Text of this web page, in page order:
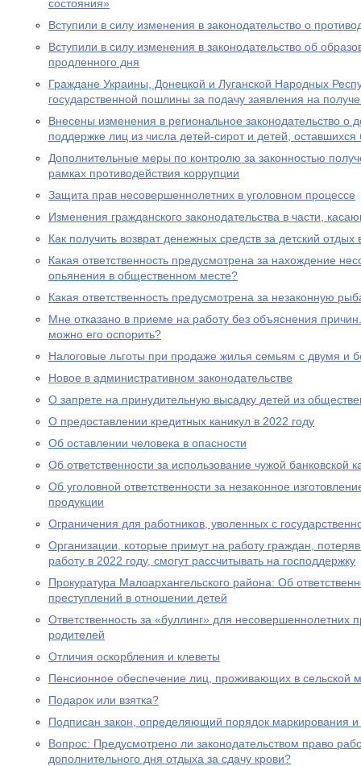
состояния»
Вступили в силу изменения в законодательство о
Вступили в силу изменения в законодательство об
продленного дня
Граждане Украины, Донецкой и Луганской Народных
государственной пошлины за подачу заявления на
Внесены изменения в региональное законодательство о
поддержке лиц из числа детей-сирот и детей,
Дополнительные меры по контролю за законностью
рамках противодействия коррупции
Защита прав несовершеннолетних в уголовном процессе
Изменения гражданского законодательства в части,
Как получить возврат денежных средств за детский отдых
Какая ответственность предусмотрена за нахождение
опьянения в общественном месте?
Какая ответственность предусмотрена за незаконную
Мне отказано в приеме на работу без объяснения
можно его оспорить?
Налоговые льготы при продаже жилья семьям с двумя и
Новое в административном законодательстве
О запрете на принудительную высадку детей из
О предоставлении кредитных каникул в 2022 году
Об оставлении человека в опасности
Об ответственности за использование чужой банковской
Об уголовной ответственности за незаконное
продукции
Ограничения для работников, уволенных с
Организации, которые примут на работу граждан,
работу в 2022 году, смогут рассчитывать на господдержку
Прокуратура Малоархангельского района: Об
преступлений в отношении детей
Ответственность за «буллинг» для несовершеннолетних
родителей
Отличия оскорбления и клеветы
Пенсионное обеспечение лиц, проживающих в сельской
Подарок или взятка?
Подписан закон, определяющий порядок маркирования и
Вопрос: Предусмотрено ли законодательством право
дополнительного дня отдыха за сдачу крови?